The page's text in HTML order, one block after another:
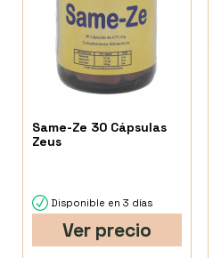
Same-Ze 30 Cápsulas
Zeus
Disponible en 3 días
Ver precio